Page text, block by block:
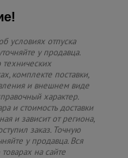
условиях отпуска
у продавца.
комплекте поставки,
и внешнем виде
характер.
и стоимость доставки
и зависит от региона,
заказ. Точную
у продавца. Вся
на сайте